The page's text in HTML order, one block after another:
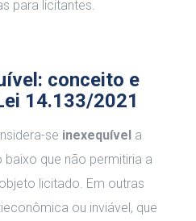
para licitantes.
conceito e
14.133/2021
se inexequível a
que não permitiria a
licitado. Em outras
ou inviável, que